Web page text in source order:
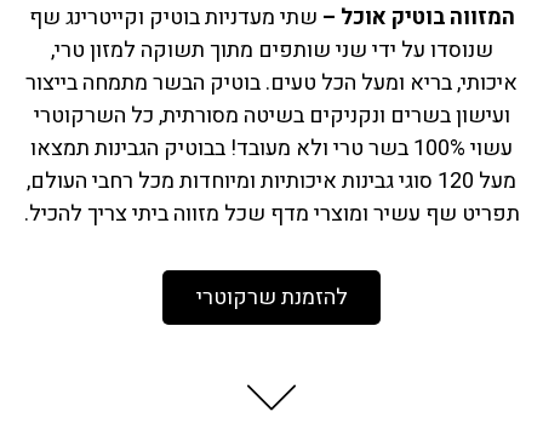
המזווה בוטיק אוכל – שתי מעדניות בוטיק וקייטרינג שף
שנוסדו על ידי שני שותפים מתוך תשוקה למזון טרי,
איכותי, בריא ומעל הכל טעים. בוטיק הבשר מתמחה בייצור
ועישון בשרים ונקניקים בשיטה מסורתית, כל השרקוטרי
עשוי 100% בשר טרי ולא מעובד! בבוטיק הגבינות תמצאו
מעל 120 סוגי גבינות איכותיות ומיוחדות מכל רחבי העולם,
תפריט שף עשיר ומוצרי מדף שכל מזווה ביתי צריך להכיל.
להזמנת שרקוטרי